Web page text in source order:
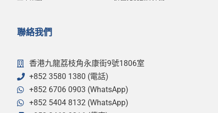
聯絡我們
香港九龍荔枝角永康街9號1806室
+852 3580 1380 (電話)
+852 6706 0903 (WhatsApp)
+852 5404 8132 (WhatsApp)